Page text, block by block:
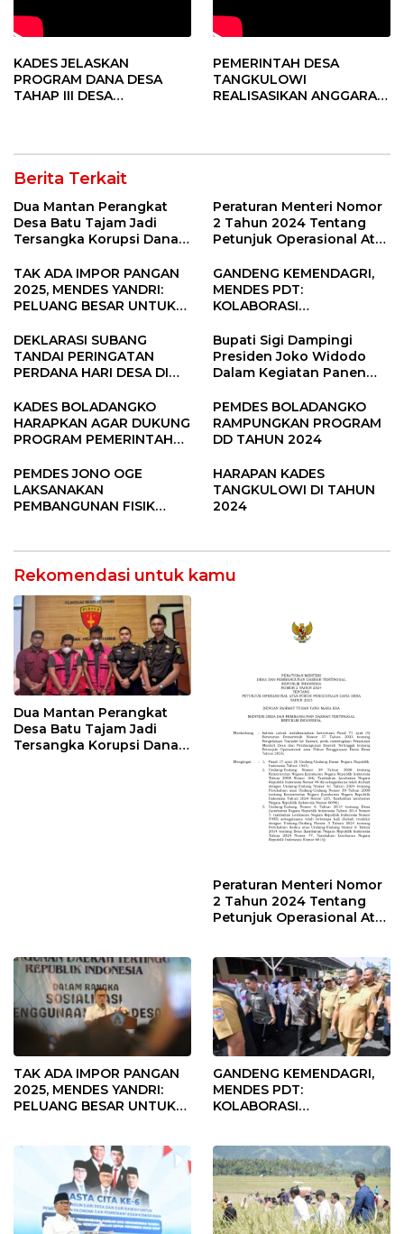
KADES JELASKAN
PROGRAM DANA DESA
TAHAP III DESA
PEMERINTAH DESA
TANGKULOWI
REALISASIKAN ANGGARAN
Berita Terkait
Dua Mantan Perangkat
Desa Batu Tajam Jadi
Tersangka Korupsi Dana
Peraturan Menteri Nomor
2 Tahun 2024 Tentang
Petunjuk Operasional Atas
Desa Tahun 2025
TAK ADA IMPOR PANGAN
2025, MENDES YANDRI:
PELUANG BESAR UNTUK
GANDENG KEMENDAGRI,
MENDES PDT:
KOLABORASI
PEMBANGUNAN DESA
DEKLARASI SUBANG
TANDAI PERINGATAN
PERDANA HARI DESA DI
Bupati Sigi Dampingi
Presiden Joko Widodo
Dalam Kegiatan Panen
Pandere
KADES BOLADANGKO
HARAPKAN AGAR DUKUNG
PROGRAM PEMERINTAH
PEMDES BOLADANGKO
RAMPUNGKAN PROGRAM
DD TAHUN 2024
PEMDES JONO OGE
LAKSANAKAN
PEMBANGUNAN FISIK
HARAPAN KADES
TANGKULOWI DI TAHUN
2024
Rekomendasi untuk kamu
Dua Mantan Perangkat
Desa Batu Tajam Jadi
Tersangka Korupsi Dana
Peraturan Menteri Nomor
2 Tahun 2024 Tentang
Petunjuk Operasional Atas
TAK ADA IMPOR PANGAN
2025, MENDES YANDRI:
PELUANG BESAR UNTUK
GANDENG KEMENDAGRI,
MENDES PDT:
KOLABORASI